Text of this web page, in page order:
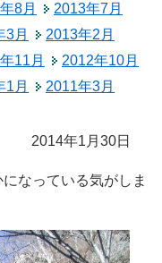
8月
2013年7月
3月
2013年2月
11月
2012年10月
1月
2011年3月
2014年1月30日
なっている気がしま